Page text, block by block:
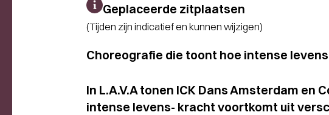
Geplaceerde zitplaatsen
(Tijden zijn indicatief en kunnen wijzigen)
Choreografie die toont hoe intense
In L.A.V.A tonen ICK Dans Amsterdam en
intense levens- kracht voortkomt uit